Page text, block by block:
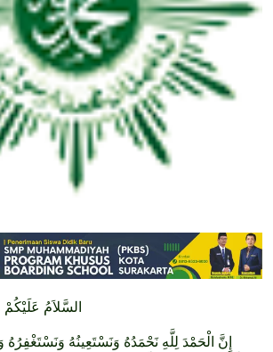
السَّلاَمُ
إِنَّ الْحَمْدَ لِلَّهِ نَحْمَدُهُ وَنَسْتَعِينُهُ وَنَسْتَغْفِرُهُ